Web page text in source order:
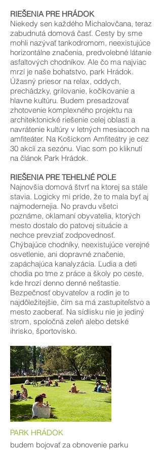
RIEŠENIA PRE HRÁDOK
Niekedy sen každého Michalovčana, teraz
zabudnutá domová časť. Cesty by sme
mohli nazývať tankodromom, neexistujúce
horizontálne značenia, predvolebné látanie
asfaltových chodníkov. Ale čo ma najviac
mrzí je naše bohatstvo, park Hrádok.
Úžasný priesor na relax, oddych,
prechádzky, grilovanie, kočíkovanie a
hlavne kultúru. Budem presadzovať
zhotovenie komplexného projektu na
architektonické riešenie celej oblasti a
navrátenie kultúry v letných mesiacoch na
amfiteáter. Na Košickom Amfiteátry je cez
30 akcíí za sezónu. Viac som po kliknutí
na článok Park Hrádok.
RIEŠENIA PRE TEHELNÉ POLE
Najnovšia domová štvrť na ktorej sa stále
stavia. Logicky mi príde, že to mala byť aj
najmodernejia. No pravdu všetci
poznáme, oklamaní obyvatelia, ktorých
mesto dostalo do patovej situácie a
nechce prevziať zodpovednosť.
Chýbajúce chodníky, neexistujúce verejné
osvetlenie, ani dopravné značenie,
zapáchajúca kanalyzácia. Ľudia a deti
chodia po tme z práce a školy po ceste,
kde hrozí denno denné neštastie.
Bezpečnosť obyvateľov a rodín je to
najdôležitejšie, čím sa má zastupiteľstvo a
mesto zaoberať. Na sídlisku nie je jediný
strom, spoločná zeleň alebo detské
ihrisko, športovisko.
PARK HRÁDOK
budem bojovať za obnovenie parku